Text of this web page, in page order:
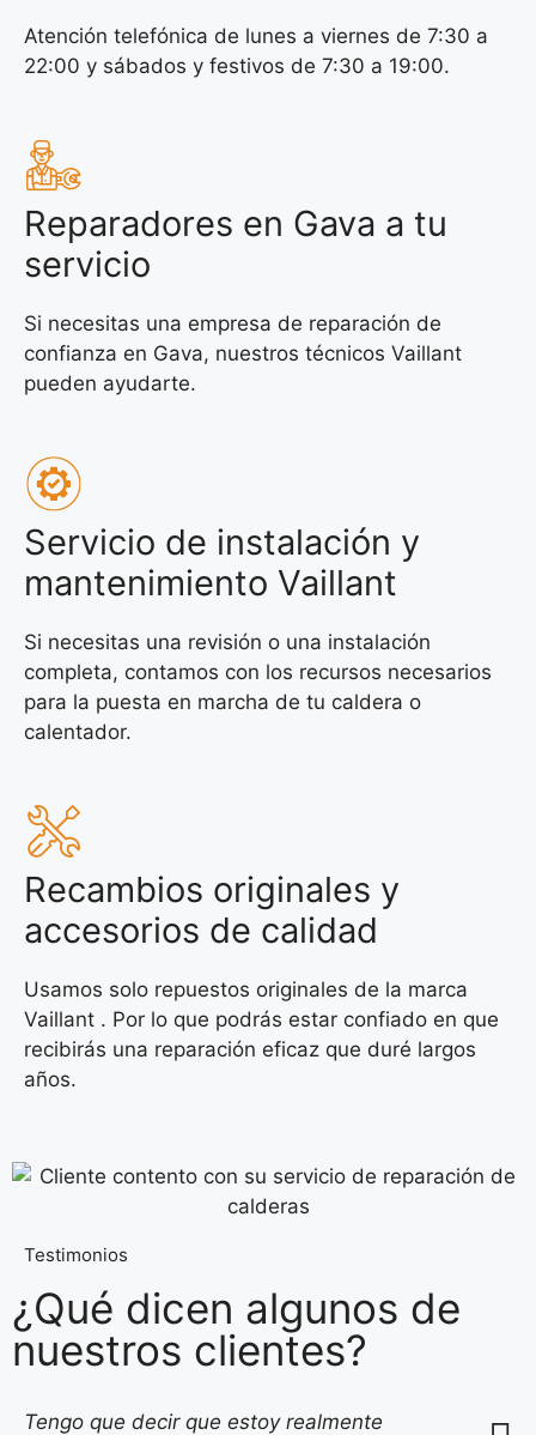
Atención telefónica de lunes a viernes de 7:30 a
22:00 y sábados y festivos de 7:30 a 19:00.
Reparadores en Gava a tu
servicio
Si necesitas una empresa de reparación de
confianza en Gava, nuestros técnicos Vaillant
pueden ayudarte.
Servicio de instalación y
mantenimiento Vaillant
Si necesitas una revisión o una instalación
completa, contamos con los recursos necesarios
para la puesta en marcha de tu caldera o
calentador.
Recambios originales y
accesorios de calidad
Usamos solo repuestos originales de la marca
Vaillant . Por lo que podrás estar confiado en que
recibirás una reparación eficaz que duré largos
años.
Testimonios
¿Qué dicen algunos de
nuestros clientes?
Tengo que decir que estoy realmente